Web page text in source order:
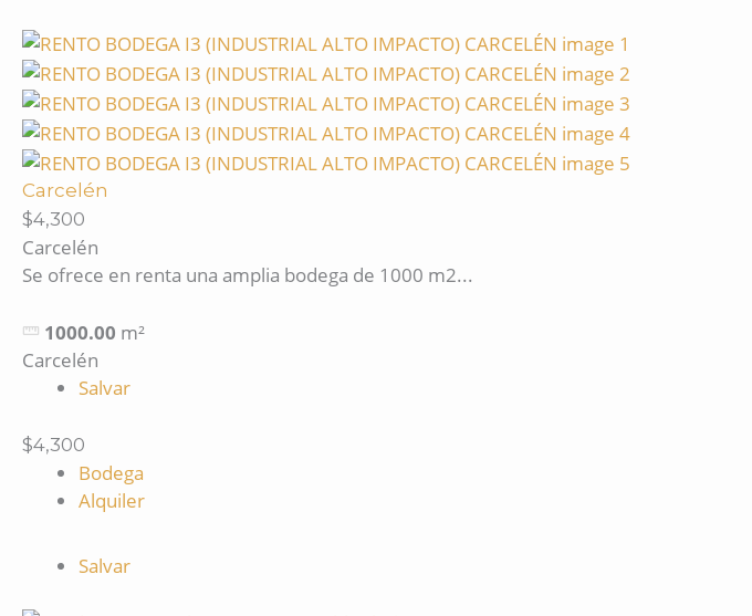
Carcelén
$4,300
Carcelén
Se ofrece en renta una amplia bodega de 1000 m2...
1000.00 m²
Carcelén
Salvar
$4,300
Bodega
Alquiler
Salvar